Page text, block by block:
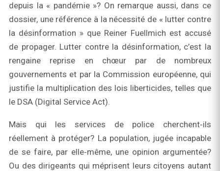
depuis la « pandémie »? On remarque aussi, dans ce
dossier, une référence à la nécessité de « lutter contre
la désinformation » que Reiner Fuellmich est accusé
de propager. Lutter contre la désinformation, c’est la
rengaine reprise en chœur par de nombreux
gouvernements et par la Commission européenne, qui
justifie la multiplication des lois liberticides, telles que
le DSA (Digital Service Act).
Mais qui les services de police cherchent‑ils
réellement à protéger? La population, jugée incapable
de se faire, par elle‑même, une opinion argumentée?
Ou des dirigeants qui méprisent leurs citoyens autant